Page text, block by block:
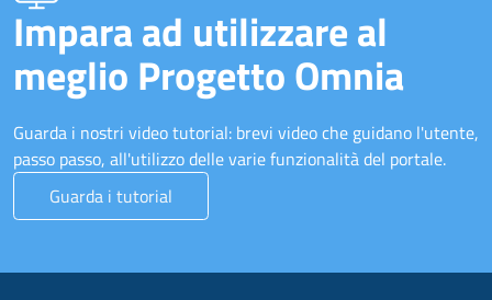
Impara ad utilizzare al
meglio Progetto Omnia
Guarda i nostri video tutorial: brevi video che guidano l'utente,
passo passo, all'utilizzo delle varie funzionalità del portale.
Guarda i tutorial